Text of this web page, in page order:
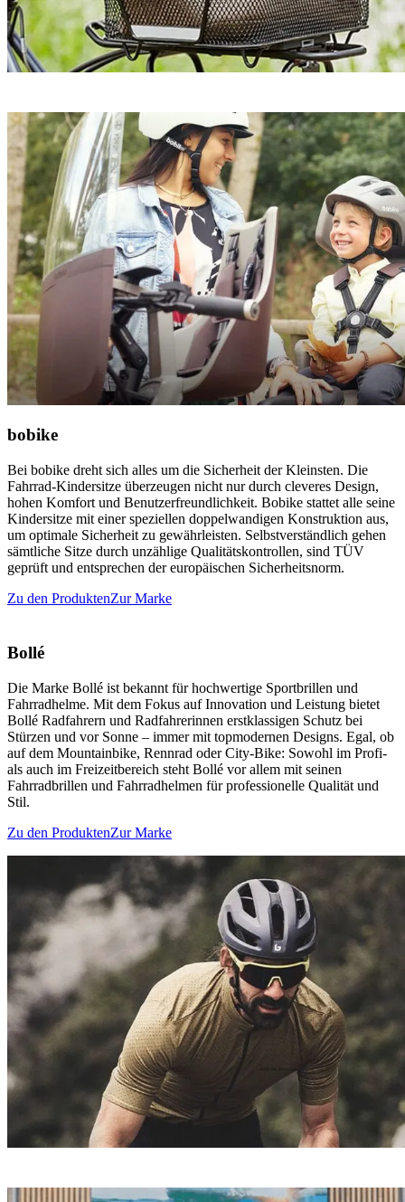
bobike
Bei bobike dreht sich alles um die Sicherheit der Kleinsten. Die
Fahrrad-Kindersitze überzeugen nicht nur durch cleveres Design,
hohen Komfort und Benutzerfreundlichkeit. Bobike stattet alle seine
Kindersitze mit einer speziellen doppelwandigen Konstruktion aus,
um optimale Sicherheit zu gewährleisten. Selbstverständlich gehen
sämtliche Sitze durch unzählige Qualitätskontrollen, sind TÜV
geprüft und entsprechen der europäischen Sicherheitsnorm.
Zu den ProduktenZur Marke
Bollé
Die Marke Bollé ist bekannt für hochwertige Sportbrillen und
Fahrradhelme. Mit dem Fokus auf Innovation und Leistung bietet
Bollé Radfahrern und Radfahrerinnen erstklassigen Schutz bei
Stürzen und vor Sonne – immer mit topmodernen Designs. Egal, ob
auf dem Mountainbike, Rennrad oder City-Bike: Sowohl im Profi-
als auch im Freizeitbereich steht Bollé vor allem mit seinen
Fahrradbrillen und Fahrradhelmen für professionelle Qualität und
Stil.
Zu den ProduktenZur Marke